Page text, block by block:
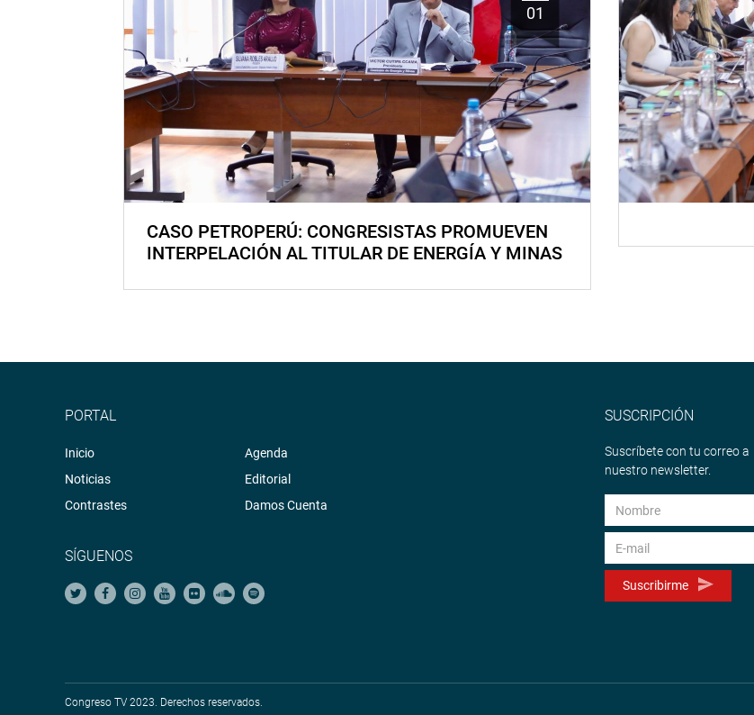
01
CASO PETROPERÚ: CONGRESISTAS PROMUEVEN
INTERPELACIÓN AL TITULAR DE ENERGÍA Y MINAS
PORTAL
Inicio
Noticias
Contrastes
Agenda
Editorial
Damos Cuenta
SÍGUENOS
SUSCRIPCIÓN
Suscríbete con tu correo a
nuestro newsletter.
Suscribirme
Congreso TV 2023. Derechos reservados.